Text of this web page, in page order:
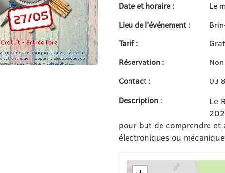
Date et horaire :
Le
Lieu de l'événement :
Tarif :
Réservation :
Non
Contact :
03
Description :
Le
pour but de comprendre et
électroniques ou